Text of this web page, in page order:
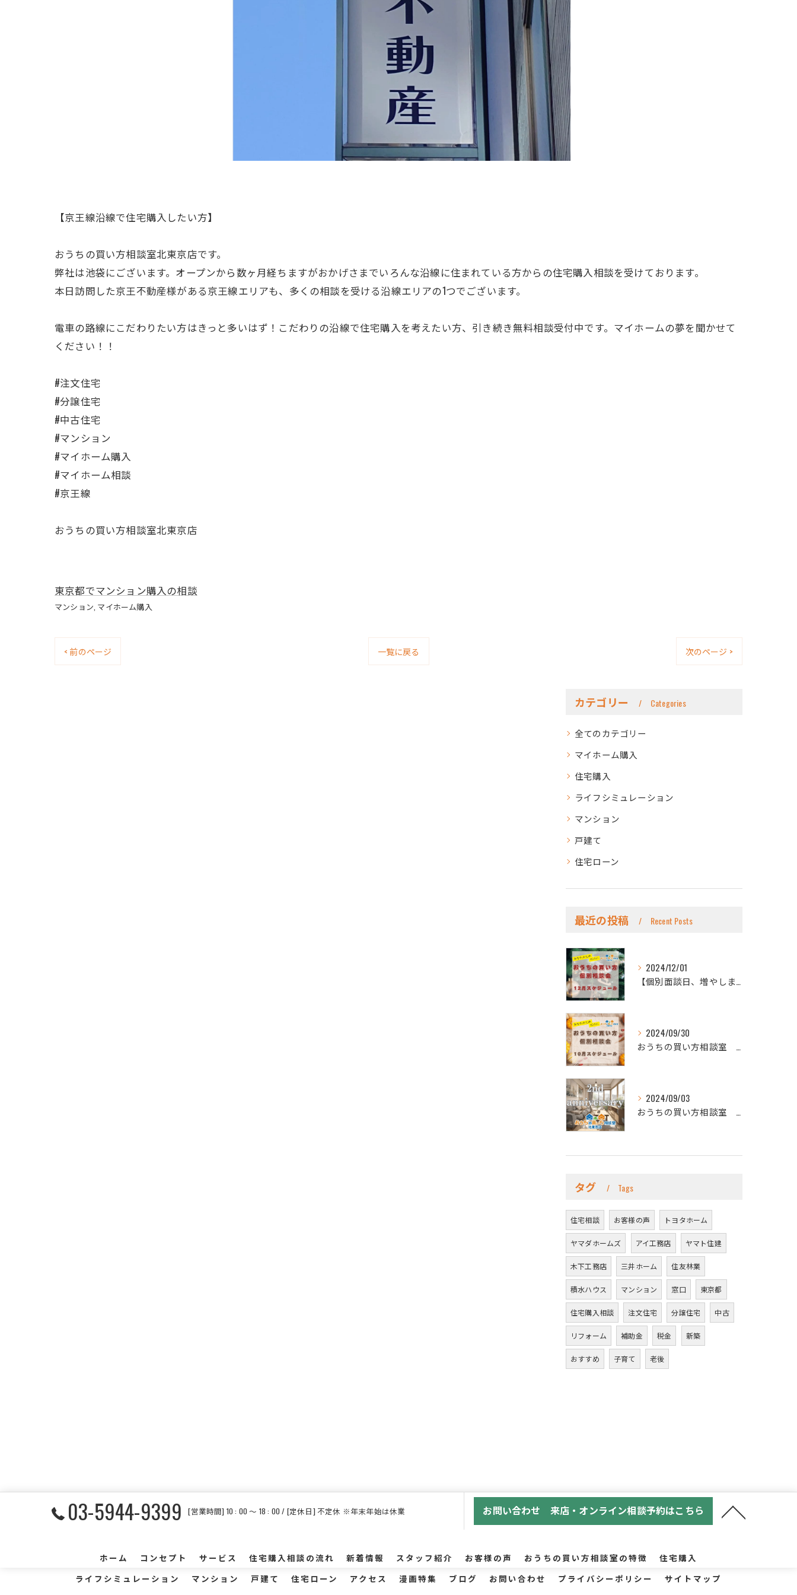
【京王線沿線で住宅購入したい方】
おうちの買い方相談室北東京店です。
弊社は池袋にございます。オープンから数ヶ月経ちますがおかげさまでいろんな沿線に住まれている方からの住宅購入相談を受けております。
本日訪問した京王不動産様がある京王線エリアも、多くの相談を受ける沿線エリアの1つでございます。
電車の路線にこだわりたい方はきっと多いはず！こだわりの沿線で住宅購入を考えたい方、引き続き無料相談受付中です。マイホームの夢を聞かせて
ください！！
#注文住宅
#分譲住宅
#中古住宅
#マンション
#マイホーム購入
#マイホーム相談
#京王線
おうちの買い方相談室北東京店
東京都でマンション購入の相談
マンション マイホーム購入
< 前のページ 一覧に戻る 次のページ >
カテゴリー Categories
全てのカテゴリー
マイホーム購入
住宅購入
ライフシミュレーション
マンション
戸建て
住宅ローン
最近の投稿 Recent Posts
2024/12/01
【個別面談日、増やしました！】
2024/09/30
おうちの買い方相談室 北東京店です🏠
2024/09/03
おうちの買い方相談室 北東京店です。
タグ Tags
住宅相談 お客様の声 トヨタホーム
ヤマダホームズ アイ工務店 ヤマト住建
木下工務店 三井ホーム 住友林業
積水ハウス マンション 窓口 東京都
住宅購入相談 注文住宅 分譲住宅 中古
リフォーム 補助金 税金 新築
おすすめ 子育て 老後
03-5944-9399 [営業時間] 10 : 00 〜 18 : 00 / [定休日] 不定休 ※年末年始は休業 お問い合わせ 来店・オンライン相談予約はこちら
ホーム コンセプト サービス 住宅購入相談の流れ 新着情報 スタッフ紹介 お客様の声 おうちの買い方相談室の特徴
住宅購入
ライフシミュレーション
マンション 戸建て 住宅ローン アクセス 漫画特集 ブログ お問い合わせ プライバシーポリシー サイトマップ